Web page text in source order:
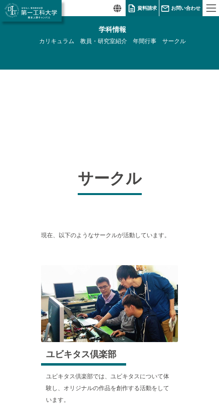
資料請求 お問い合わせ
学科情報
カリキュラム 教員・研究室紹介 年間行事 サークル
サークル
現在、以下のようなサークルが活動しています。
ユビキタス倶楽部
ユビキタス倶楽部では、ユビキタスについて体
験し、オリジナルの作品を創作する活動をして
います。